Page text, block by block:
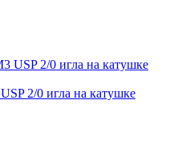
2/0 игла на катушке